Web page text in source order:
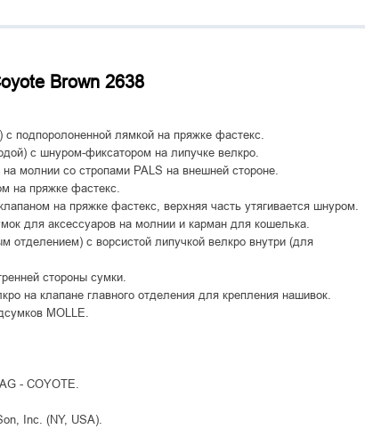
Brown 2638
подпоролоненной лямкой на пряжке фастекс.
с шнуром-фиксатором на липучке велкро.
молнии со стропами PALS на внешней стороне.
на пряжке фастекс.
на пряжке фастекс, верхняя часть утягивается шнуром.
для аксессуаров на молнии и карман для кошелька.
отделением) с ворсистой липучкой велкро внутри (для
стороны сумки.
на клапане главного отделения для крепления нашивок.
MOLLE.
- COYOTE.
Inc. (NY, USA).